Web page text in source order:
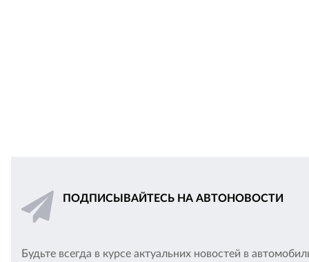
ПОДПИСЫВАЙТЕСЬ НА АВТОНОВОСТИ
Будьте всегда в курсе актуальних новостей в